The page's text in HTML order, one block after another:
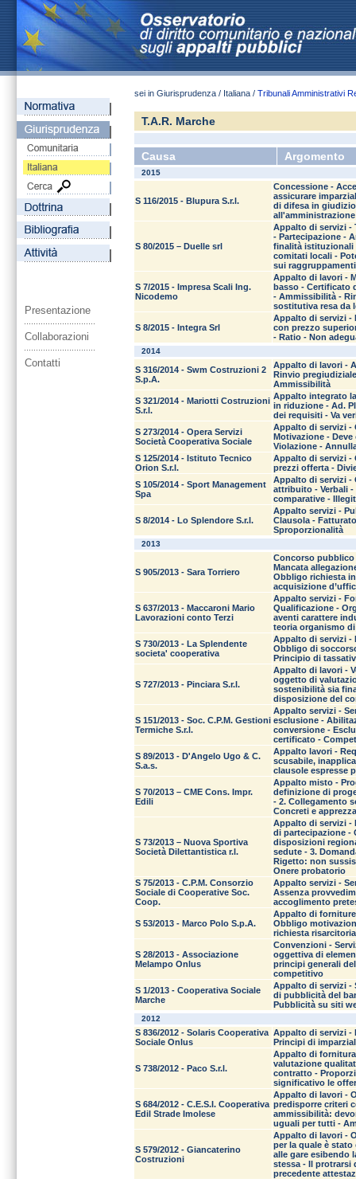
Presentazione
Collaborazioni
Contatti
sei in Giurisprudenza / Italiana / Tribunali Amministrativi
T.A.R. Marche
Causa Argomento
2015
S 116/2015 - Blupura S.r.l.
Concessione -
assicurare
di difesa in
all'amministrazione
S 80/2015 – Duelle srl
Appalto di servizi -
- Partecipazione -
finalità istituzionali
comitati locali -
sui
S 7/2015 - Impresa Scali Ing.
Nicodemo
Appalto di lavori -
basso - Certificato
- Ammissibilità -
sostitutiva resa da
S 8/2015 - Integra Srl
Appalto di servizi -
con prezzo
- Ratio - Non
2014
S 316/2014 - Swm Costruzioni 2
S.p.A.
Appalto di lavori -
Rinvio
Ammissibilità
S 321/2014 - Mariotti Costruzioni
S.r.l.
Appalto integrato
in riduzione - Ad.
dei requisiti - Va
S 273/2014 - Opera Servizi
Società Cooperativa Sociale
Appalto di servizi -
Motivazione -
Violazione -
S 125/2014 - Istituto Tecnico
Orion S.r.l.
Appalto di servizi -
prezzi offerta -
S 105/2014 - Sport Management
Spa
Appalto di servizi -
attribuito - Verbali
comparative -
S 8/2014 - Lo Splendore S.r.l.
Appalto servizi -
Clausola -
Sproporzionalità
2013
S 905/2013 - Sara Torriero
Concorso
Mancata
Obbligo richiesta
acquisizione
S 637/2013 - Maccaroni Mario
Lavorazioni conto Terzi
Appalto servizi -
Qualificazione -
aventi carattere
teoria organismo
S 730/2013 - La Splendente
societa' cooperativa
Appalto di servizi -
Obbligo di
Principio di
S 727/2013 - Pinciara S.r.l.
Appalto di lavori -
oggetto di
sostenibilità sia
disposizione del
S 151/2013 - Soc. C.P.M. Gestioni
Termiche S.r.l.
Appalto servizi -
esclusione -
conversione -
certificato -
S 89/2013 - D'Angelo Ugo & C.
S.a.s.
Appalto lavori -
scusabile,
clausole espresse
S 70/2013 – CME Cons. Impr.
Edili
Appalto misto -
definizione di
- 2. Collegamento
Concreti e
S 73/2013 – Nuova Sportiva
Società Dilettantistica r.l.
Appalto di servizi -
di partecipazione -
disposizioni
sedute - 3.
Rigetto: non
Onere probatorio
S 75/2013 - C.P.M. Consorzio
Sociale di Cooperative Soc.
Coop.
Appalto servizi -
Assenza
accoglimento
S 53/2013 - Marco Polo S.p.A.
Appalto di forniture
Obbligo
richiesta risarcitoria
S 28/2013 - Associazione
Melampo Onlus
Convenzioni -
oggettiva di
principi generali
competitivo
S 1/2013 - Cooperativa Sociale
Marche
Appalto di servizi -
di pubblicità del
Pubblicità su siti
2012
S 836/2012 - Solaris Cooperativa
Sociale Onlus
Appalto di servizi -
Principi di
S 738/2012 - Paco S.r.l.
Appalto di
valutazione
contratto -
significativo le
S 684/2012 - C.E.S.I. Cooperativa
Edil Strade Imolese
Appalto di lavori -
predisporre criteri
ammissibilità:
uguali per tutti -
S 579/2012 - Giancaterino
Costruzioni
Appalto di lavori -
per la quale è
alle gare esibendo
stessa - Il protrarsi
precedente